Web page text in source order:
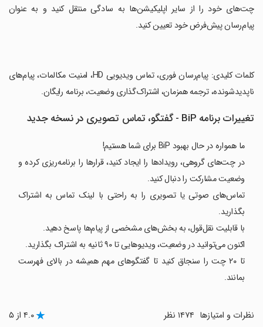
چت‌های خود را از سایر اپلیکیشن‌ها به سادگی منتقل کنید و به عنوان
پیام‌رسان پیش‌فرض خود تعیین کنید.
‏کلمات کلیدی: پیام‌رسان فوری، تماس ویدیویی HD، امنیت مکالمات، پیام‌های
ناپدیدشونده، ترجمه همزمان، اشتراک‌گذاری وضعیت، برنامه رایگان.
تغییرات برنامه BiP - گفتگو، تماس تصویری در نسخه جدید
ما همواره در حال بهبود BiP برای شما هستیم!
در چت‌های گروهی، رویدادها را ایجاد کنید، قرارها را برنامه‌ریزی کرده و
وضعیت مشارکت را دنبال کنید.
تماس‌های صوتی یا تصویری را به راحتی با لینک تماس به اشتراک
بگذارید.
با قابلیت نقل‌قول، به بخش‌های مشخصی از پیام‌ها پاسخ دهید.
اکنون می‌توانید در وضعیت، ویدیوهایی تا ۹۰ ثانیه به اشتراک بگذارید.
تا ۲۰ چت را سنجاق کنید تا گفتگوهای مهم همیشه در بالای فهرست
بمانند.
نظرات و امتیازها ۴.۰ از ۵